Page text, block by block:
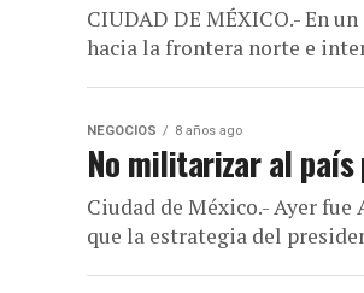
CIUDAD DE MÉXICO.- En
hacia la frontera norte e
NEGOCIOS 8 años ago
No militarizar al país
Ciudad de México.- Ayer
que la estrategia del